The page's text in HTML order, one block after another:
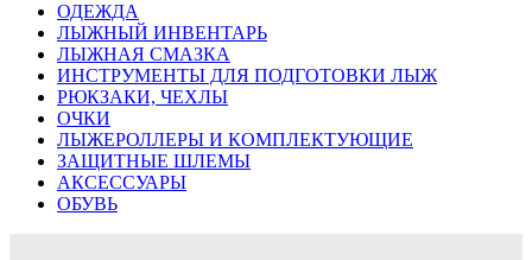
ОДЕЖДА
ЛЫЖНЫЙ ИНВЕНТАРЬ
ЛЫЖНАЯ СМАЗКА
ИНСТРУМЕНТЫ ДЛЯ ПОДГОТОВКИ ЛЫЖ
РЮКЗАКИ, ЧЕХЛЫ
ОЧКИ
ЛЫЖЕРОЛЛЕРЫ И КОМПЛЕКТУЮЩИЕ
ЗАЩИТНЫЕ ШЛЕМЫ
АКСЕССУАРЫ
ОБУВЬ